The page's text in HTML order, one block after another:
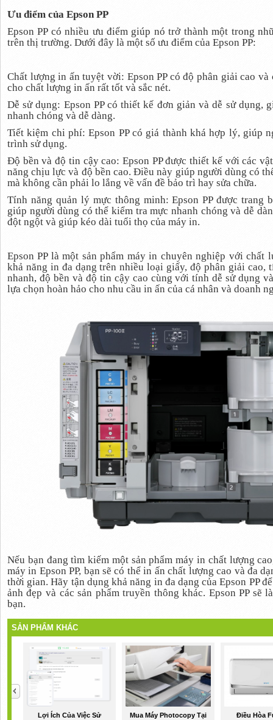
Ưu điểm của Epson PP
Epson PP có nhiều ưu điểm giúp nó trở thành một trong
trên thị trường. Dưới đây là một số ưu điểm của Epson PP:
Chất lượng in ấn tuyệt vời: Epson PP có độ phân giải cao
cho chất lượng in ấn rất tốt và sắc nét.
Dễ sử dụng: Epson PP có thiết kế đơn giản và dễ sử dụng,
nhanh chóng và dễ dàng.
Tiết kiệm chi phí: Epson PP có giá thành khá hợp lý, giúp
trình sử dụng.
Độ bền và độ tin cậy cao: Epson PP được thiết kế với các
năng chịu lực và độ bền cao. Điều này giúp người dùng có
mà không cần phải lo lắng về vấn đề bảo trì hay sửa chữa.
Tính năng quản lý mực thông minh: Epson PP được
giúp người dùng có thể kiểm tra mực nhanh chóng và dễ
đột ngột và giúp kéo dài tuổi thọ của máy in.
Epson PP là một sản phẩm máy in chuyên nghiệp với
khả năng in đa dạng trên nhiều loại giấy, độ phân giải
nhanh, độ bền và độ tin cậy cao cùng với tính dễ sử dụng
lựa chọn hoàn hảo cho nhu cầu in ấn của cá nhân và doanh
Nếu bạn đang tìm kiếm một sản phẩm máy in chất lượng
máy in Epson PP, bạn sẽ có thể in ấn chất lượng cao và đa
thời gian. Hãy tận dụng khả năng in đa dạng của Epson PP
ảnh đẹp và các sản phẩm truyền thông khác. Epson PP
bạn.
SẢN PHẨM KHÁC
Lợi Ích Của Việc Sử Mua Máy Photocopy Tại Điều Hòa